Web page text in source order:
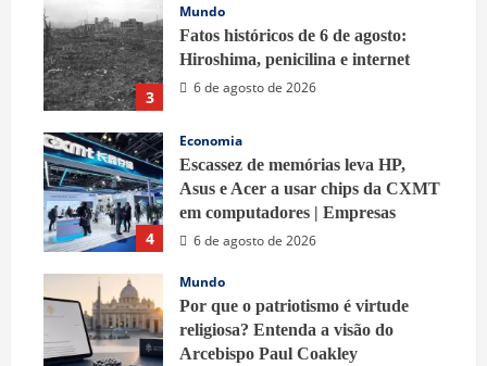
3
Mundo
Fatos históricos de 6 de agosto:
Hiroshima, penicilina e internet
6 de agosto de 2026
4
Economia
Escassez de memórias leva HP,
Asus e Acer a usar chips da CXMT
em computadores | Empresas
6 de agosto de 2026
Mundo
Por que o patriotismo é virtude
religiosa? Entenda a visão do
Arcebispo Paul Coakley